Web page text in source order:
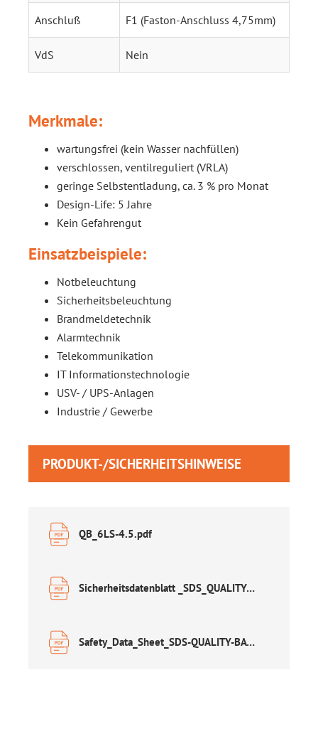
Anschluß F1 (Faston-Anschluss 4,75mm)
VdS Nein
Merkmale:
wartungsfrei (kein Wasser nachfüllen)
verschlossen, ventilreguliert (VRLA)
geringe Selbstentladung, ca. 3 % pro Monat
Design-Life: 5 Jahre
Kein Gefahrengut
Einsatzbeispiele:
Notbeleuchtung
Sicherheitsbeleuchtung
Brandmeldetechnik
Alarmtechnik
Telekommunikation
IT Informationstechnologie
USV- / UPS-Anlagen
Industrie / Gewerbe
PRODUKT-/SICHERHEITSHINWEISE
QB_6LS-4.5.pdf
Sicherheitsdatenblatt _SDS_QUALITY-BATTERIES-AGM_de.pdf
Safety_Data_Sheet_SDS-QUALITY-BATTERIES-AGM_en.pdf